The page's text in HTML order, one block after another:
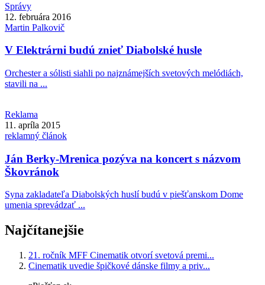
Správy
12. februára 2016
Martin Palkovič
V Elektrárni budú znieť Diabolské husle
Orchester a sólisti siahli po najznámejších svetových melódiách,
stavili na ...
Reklama
11. apríla 2015
reklamný článok
Ján Berky-Mrenica pozýva na koncert s názvom
Škovránok
Syna zakladateľa Diabolských huslí budú v piešťanskom Dome
umenia sprevádzať ...
Najčítanejšie
21. ročník MFF Cinematik otvorí svetová premi...
Cinematik uvedie špičkové dánske filmy a priv...